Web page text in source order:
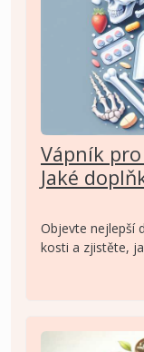
Vápník
Jaké
Objevte nejlepší
kosti a zjistěte,